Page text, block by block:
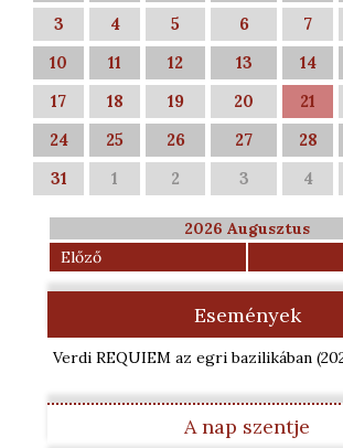
3
4 5 6 7
10
11 12 13 14
17
18 19 20 21
24
25 26 27 28
31
1 2 3 4
2026 Augusztus
Előző
Események
Verdi REQUIEM az egri bazilikában
A nap szentje